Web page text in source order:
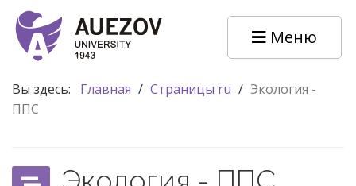
Меню
Вы здесь: Главная / Страницы ru / Экология -
ППС